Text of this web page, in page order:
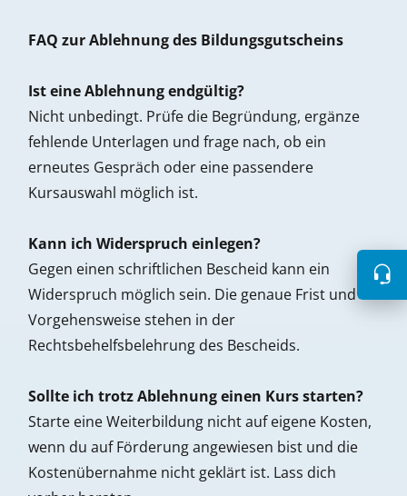
FAQ zur Ablehnung des Bildungsgutscheins
Ist eine Ablehnung endgültig?
Nicht unbedingt. Prüfe die Begründung, ergänze
fehlende Unterlagen und frage nach, ob ein
erneutes Gespräch oder eine passendere
Kursauswahl möglich ist.
Kann ich Widerspruch einlegen?
Gegen einen schriftlichen Bescheid kann ein
Widerspruch möglich sein. Die genaue Frist und
Vorgehensweise stehen in der
Rechtsbehelfsbelehrung des Bescheids.
Sollte ich trotz Ablehnung einen Kurs starten?
Starte eine Weiterbildung nicht auf eigene Kosten,
wenn du auf Förderung angewiesen bist und die
Kostenübernahme nicht geklärt ist. Lass dich